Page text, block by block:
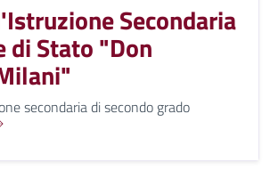
Secondaria
di Stato "Don
secondaria di secondo grado
SECONDARIA DI SECONDO GRADO